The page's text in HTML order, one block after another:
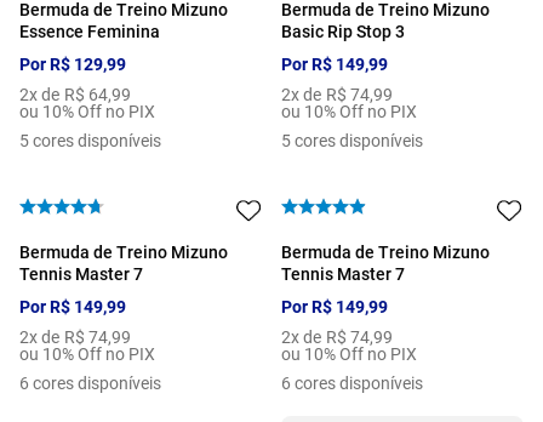
Bermuda de Treino Mizuno
Essence Feminina
PorR$ 129,99
2x de R$ 64,99
ou 10% Off no PIX
5cores disponíveis
Bermuda de Treino Mizuno
Basic Rip Stop 3
PorR$ 149,99
2x de R$ 74,99
ou 10% Off no PIX
5 cores disponíveis
Bermuda de Treino Mizuno
Tennis Master 7
PorR$ 149,99
2x de R$ 74,99
ou 10% Off no PIX
6 cores disponíveis
Bermuda de Treino Mizuno
Tennis Master 7
PorR$ 149,99
2x de R$ 74,99
ou 10% Off no PIX
6 cores disponíveis